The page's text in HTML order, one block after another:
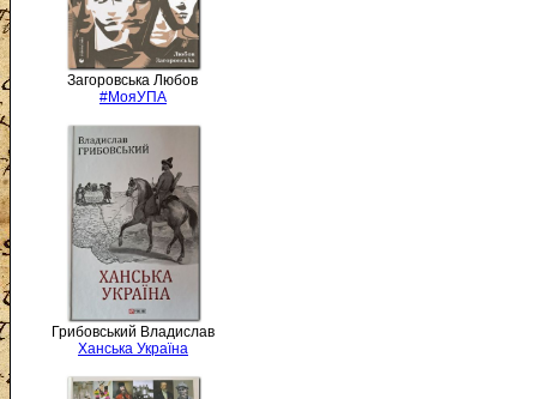
Загоровська Любов
#МояУПА
Грибовський Владислав
Ханська Україна